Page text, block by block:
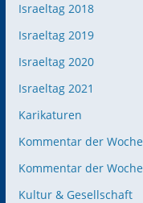
Israeltag 2018
Israeltag 2019
Israeltag 2020
Israeltag 2021
Karikaturen
Kommentar der Woche
Kommentar der Woche
Kultur & Gesellschaft